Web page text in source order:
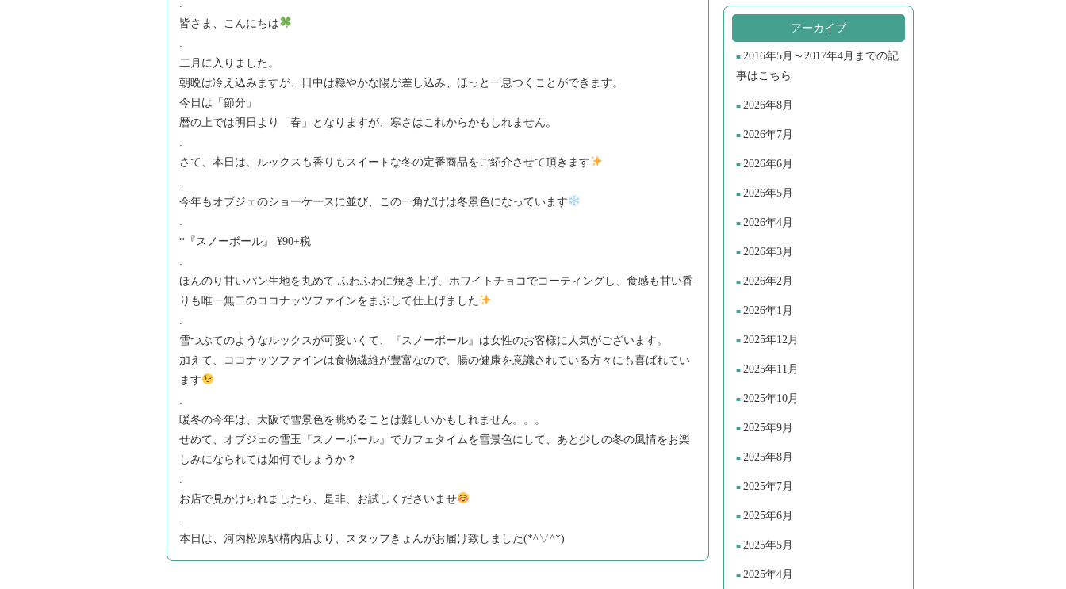
皆さま、こんにちは
二月に入りました。
朝晩は冷え込みますが、日中は穏やかな陽が差し込み、ほっと一息つくことができます。
今日は「節分」
暦の上では明日より「春」となりますが、寒さはこれからかもしれません。
さて、本日は、ルックスも香りもスイートな冬の定番商品をご紹介させて頂きます
今年もオブジェのショーケースに並び、この一角だけは冬景色になっています
*『スノーボール』 ¥90+税
ほんのり甘いパン生地を丸めて ふわふわに焼き上げ、ホワイトチョコでコーティングし、食感も甘い香
りも唯一無二のココナッツファインをまぶして仕上げました
雪つぶてのようなルックスが可愛いくて、『スノーボール』は女性のお客様に人気がございます。
加えて、ココナッツファインは食物繊維が豊富なので、腸の健康を意識されている方々にも喜ばれてい
ます
暖冬の今年は、大阪で雪景色を眺めることは難しいかもしれません。。。
せめて、オブジェの雪玉『スノーボール』でカフェタイムを雪景色にして、あと少しの冬の風情をお楽
しみになられては如何でしょうか？
お店で見かけられましたら、是非、お試しくださいませ
本日は、河内松原駅構内店より、スタッフきょんがお届け致しました(*^▽^*)
アーカイブ
2016年5月～2017年4月までの記
事はこちら
2026年8月
2026年7月
2026年6月
2026年5月
2026年4月
2026年3月
2026年2月
2026年1月
2025年12月
2025年11月
2025年10月
2025年9月
2025年8月
2025年7月
2025年6月
2025年5月
2025年4月